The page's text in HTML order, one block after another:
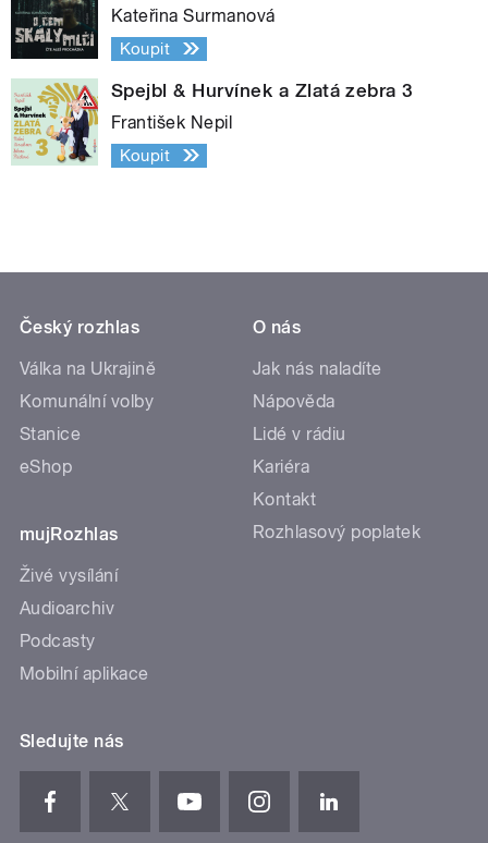
Kateřina Surmanová
Koupit
Spejbl & Hurvínek a Zlatá zebra 3
František Nepil
Koupit
Český rozhlas
Válka na Ukrajině
Komunální volby
Stanice
eShop
mujRozhlas
Živé vysílání
Audioarchiv
Podcasty
Mobilní aplikace
O nás
Jak nás naladíte
Nápověda
Lidé v rádiu
Kariéra
Kontakt
Rozhlasový poplatek
Sledujte nás